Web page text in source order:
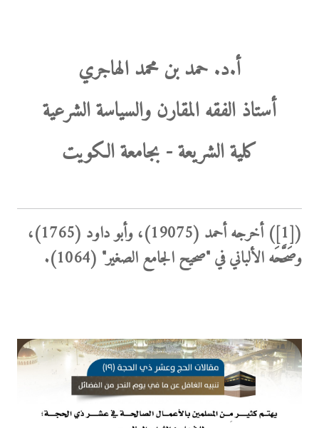
أ.د. حمد بن محمد الهاجري
أستاذ الفقه المقارن والسياسة الشرعية
كلية الشريعة - بجامعة الكويت
(
[1]
) أخرجه أحمد (19075)، وأبو داود (1765)،
وصَحَّحَه الألباني في "صحيح الجامع الصغير" (1064).